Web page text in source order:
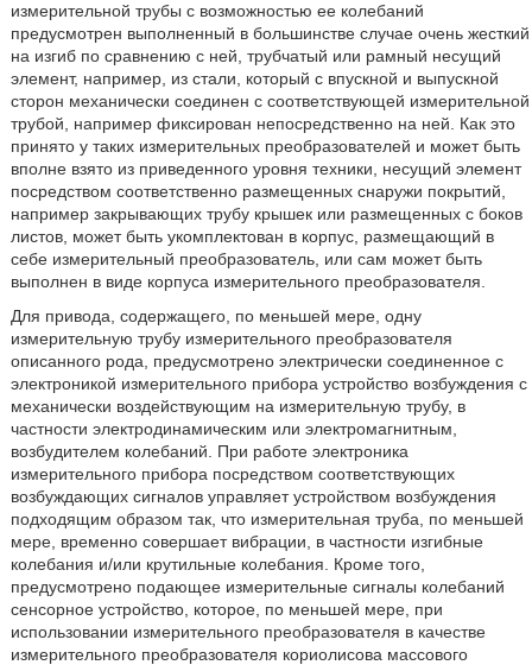
измерительной трубы с возможностью ее колебаний
предусмотрен выполненный в большинстве случае очень жесткий
на изгиб по сравнению с ней, трубчатый или рамный несущий
элемент, например, из стали, который с впускной и выпускной
сторон механически соединен с соответствующей измерительной
трубой, например фиксирован непосредственно на ней. Как это
принято у таких измерительных преобразователей и может быть
вполне взято из приведенного уровня техники, несущий элемент
посредством соответственно размещенных снаружи покрытий,
например закрывающих трубу крышек или размещенных с боков
листов, может быть укомплектован в корпус, размещающий в
себе измерительный преобразователь, или сам может быть
выполнен в виде корпуса измерительного преобразователя.
Для привода, содержащего, по меньшей мере, одну
измерительную трубу измерительного преобразователя
описанного рода, предусмотрено электрически соединенное с
электроникой измерительного прибора устройство возбуждения с
механически воздействующим на измерительную трубу, в
частности электродинамическим или электромагнитным,
возбудителем колебаний. При работе электроника
измерительного прибора посредством соответствующих
возбуждающих сигналов управляет устройством возбуждения
подходящим образом так, что измерительная труба, по меньшей
мере, временно совершает вибрации, в частности изгибные
колебания и/или крутильные колебания. Кроме того,
предусмотрено подающее измерительные сигналы колебаний
сенсорное устройство, которое, по меньшей мере, при
использовании измерительного преобразователя в качестве
измерительного преобразователя кориолисова массового